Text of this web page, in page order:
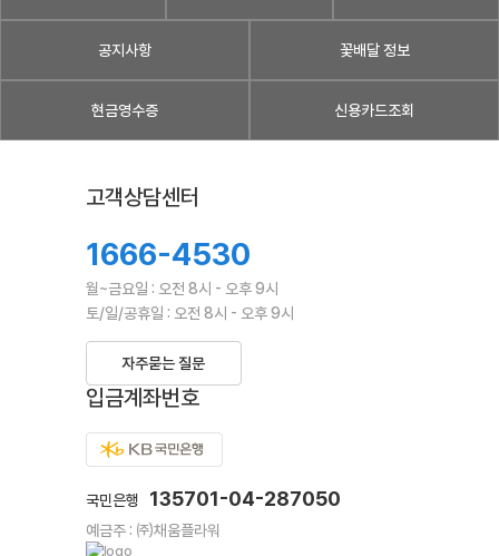
공지사항 꽃배달 정보
현금영수증 신용카드조회
고객상담센터
1666-4530
월~금요일 : 오전 8시 - 오후 9시
토/일/공휴일 : 오전 8시 - 오후 9시
자주묻는 질문
입금계좌번호
국민은행 135701-04-287050
예금주 : ㈜채움플라워